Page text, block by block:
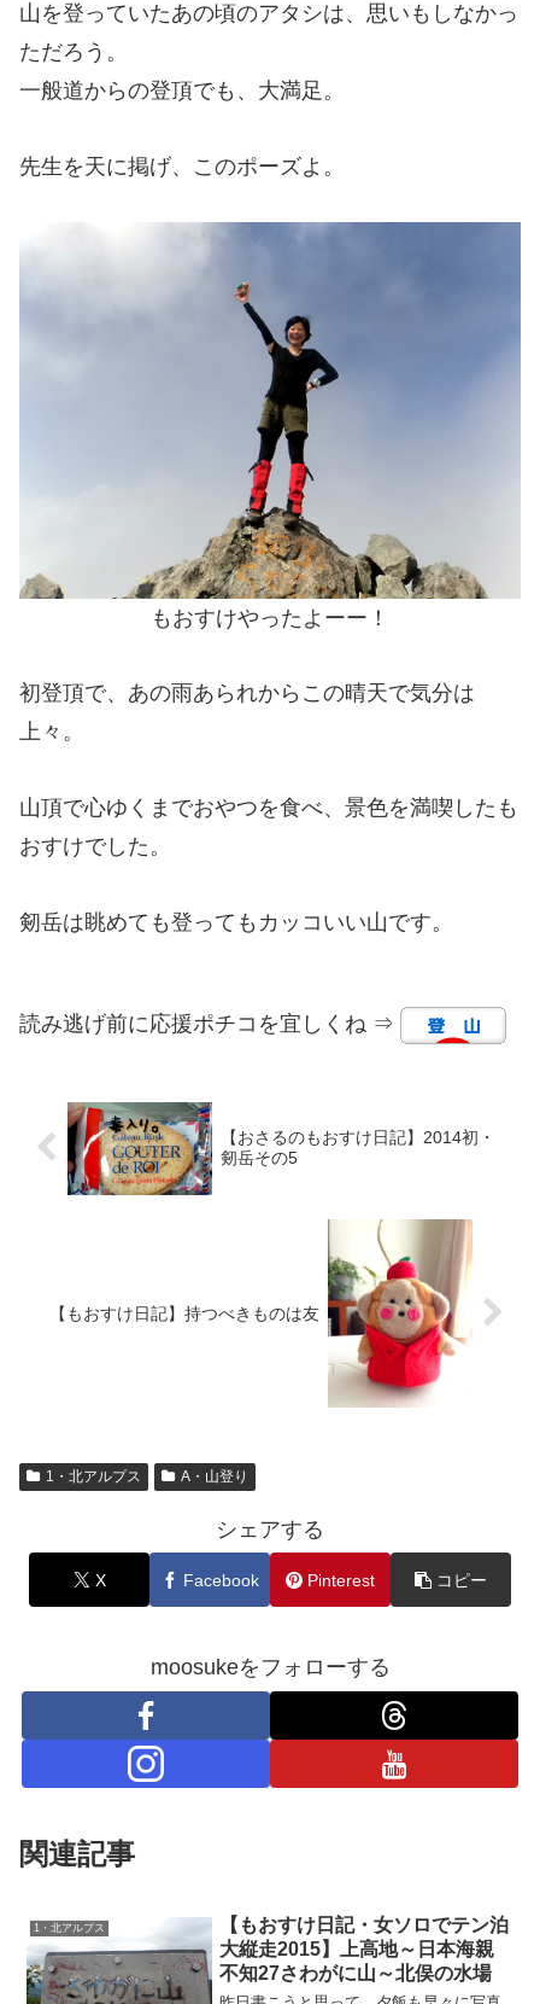
山を登っていたあの頃のアタシは、思いもしなかっ
ただろう。
一般道からの登頂でも、大満足。
先生を天に掲げ、このポーズよ。
もおすけやったよーー！
初登頂で、あの雨あられからこの晴天で気分は
上々。
山頂で心ゆくまでおやつを食べ、景色を満喫したも
おすけでした。
剱岳は眺めても登ってもカッコいい山です。
読み逃げ前に応援ポチコを宜しくね ⇒
【おさるのもおすけ日記】2014初・
剱岳その5
【もおすけ日記】持つべきものは友
1・北アルプス A・山登り
シェアする
X Facebook Pinterest コピー
moosukeをフォローする
関連記事
1・北アルプス
【もおすけ日記・女ソロでテン泊
大縦走2015】上高地～日本海親
不知27さわがに山～北俣の水場